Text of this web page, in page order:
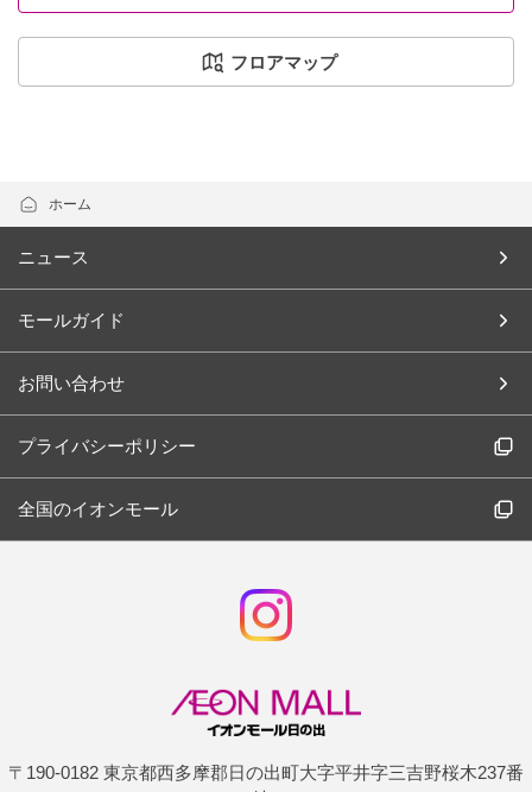
フロアマップ
ホーム
ニュース
モールガイド
お問い合わせ
プライバシーポリシー
全国のイオンモール
〒190-0182 東京都西多摩郡日の出町大字平井字三吉野桜木237番